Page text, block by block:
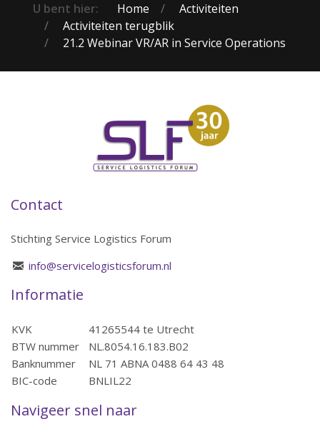
U bent hier: Home
Activiteiten
Activiteiten terugblik
21.2 Webinar VR/AR in Service Operations
Contact
Stichting Service Logistics Forum
info@servicelogisticsforum.nl
Informatie
KVK
41265544 te Utrecht
BTW nummer
NL.8054.16.183.B02
Banknummer
NL 71 ABNA 0488 64 43 48
BIC-code
BNLIL22
Navigeer snel naar